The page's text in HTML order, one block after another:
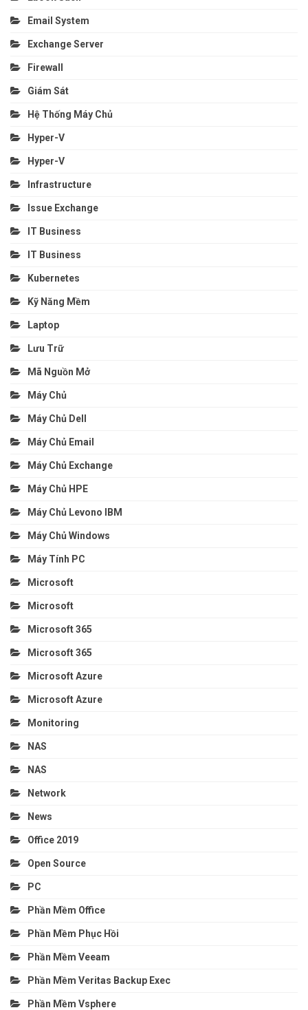
Email System
Exchange Server
Firewall
Giám Sát
Hệ Thống Máy Chủ
Hyper-V
Hyper-V
Infrastructure
Issue Exchange
IT Business
IT Business
Kubernetes
Kỹ Năng Mềm
Laptop
Lưu Trữ
Mã Nguồn Mở
Máy Chủ
Máy Chủ Dell
Máy Chủ Email
Máy Chủ Exchange
Máy Chủ HPE
Máy Chủ Levono IBM
Máy Chủ Windows
Máy Tính PC
Microsoft
Microsoft
Microsoft 365
Microsoft 365
Microsoft Azure
Microsoft Azure
Monitoring
NAS
NAS
Network
News
Office 2019
Open Source
PC
Phần Mềm Office
Phần Mềm Phục Hồi
Phần Mềm Veeam
Phần Mềm Veritas Backup Exec
Phần Mềm Vsphere